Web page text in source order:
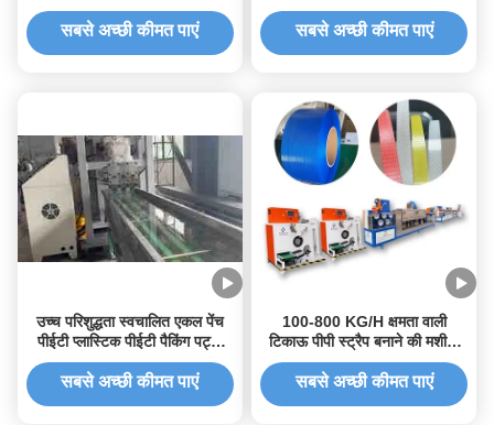
पैकिंग टेप उत्पादन लाइन के लिए
सबसे अच्छी कीमत पाएं
पैकिंग टेप उत्पादन लाइन के लिए
सबसे अच्छी कीमत पाएं
उच्च परिशुद्धता स्वचालित एकल पेंच
पीईटी प्लास्टिक पीईटी पैकिंग पट्टा
उत्पादन लाइन के लिए पट्टा बनाने की
मशीन
सबसे अच्छी कीमत पाएं
100-800 KG/H क्षमता वाली
टिकाऊ पीपी स्ट्रैप बनाने की मशीन,
9–32 मिमी चौड़ाई, और रसद और
शिपिंग के लिए वैकल्पिक एम्बॉसिंग पैटर्न
सबसे अच्छी कीमत पाएं